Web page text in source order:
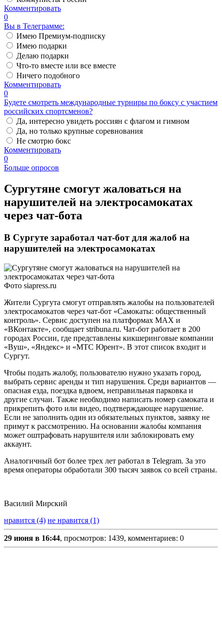
Комментировать
0
Вы в Телеграмме:
Имею Премиум-подписку
Имею подарки
Делаю подарки
Что-то вместе или все вместе
Ничего подобного
Комментировать
0
Будете смотреть международные турниры по боксу с участием
российских спортсменов?
Да, интересно увидеть россиян с флагом и гимном
Да, но только крупные соревнования
Не смотрю бокс
Комментировать
0
Больше опросов
Сургутяне смогут жаловаться на
нарушителей на электросамокатах
через чат-бота
В Сургуте заработал чат-бот для жалоб на
нарушителей на электросамокатах
Фото siapress.ru
Жители Сургута смогут отправлять жалобы на пользователей
электросамокатов через чат-бот «Самокаты: общественный
контроль». Сервис доступен на платформах MAX и
«ВКонтакте», сообщает stribuna.ru. Чат-бот работает в 200
городах России, где представлены кикшеринговые компании
«Вуш», «Яндекс» и «МТС Юрент». В этот список входит и
Сургут.
Чтобы подать жалобу, пользователю нужно указать город,
выбрать сервис аренды и тип нарушения. Среди вариантов —
опасная езда, поездка вдвоем, неправильная парковка и
другие случаи. Также необходимо написать номер самоката и
прикрепить фото или видео, подтверждающее нарушение.
Если не заполнить один из обязательных пунктов, заявку не
примут к рассмотрению. На основании жалобы компания
может оштрафовать нарушителя или заблокировать ему
аккаунт.
Аналогичный бот более трех лет работал в Telegram. За это
время операторы обработали 300 тысяч заявок со всей страны.
Василий Мирский
нравится (4) не нравится (1)
29 июня в 16:44, просмотров: 1439, комментариев: 0